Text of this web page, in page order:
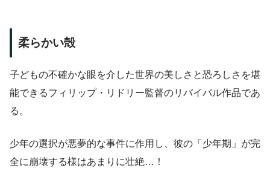
柔らかい殻
子どもの不確かな眼を介した世界の美しさと恐ろしさを堪
能できるフィリップ・リドリー監督のリバイバル作品であ
る。
少年の選択が悪夢的な事件に作用し、彼の「少年期」が完
全に崩壊する様はあまりに壮絶…！